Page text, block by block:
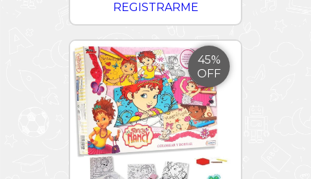
REGISTRARME
45%
OFF